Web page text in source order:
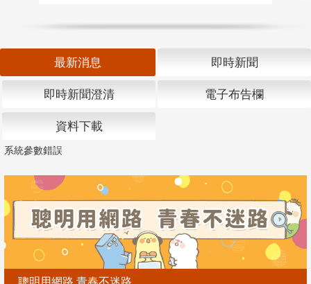
最新消息 即時新聞
即時新聞澄清 電子布告欄
資料下載
系統參數錯誤
聰明用網路 青春不迷路